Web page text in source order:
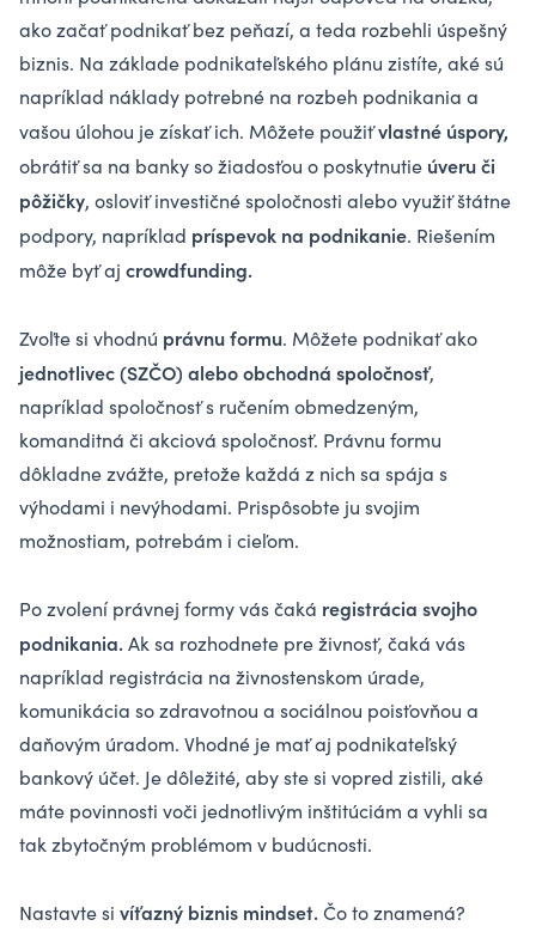
ako začať podnikať bez peňazí, a teda rozbehli úspešný
biznis. Na základe podnikateľského plánu zistíte, aké sú
napríklad náklady potrebné na rozbeh podnikania a
vašou úlohou je získať ich. Môžete použiťvlastné úspory,
obrátiť sa na banky so žiadosťou o poskytnutie úveru či
pôžičky, osloviť investičné spoločnosti alebo využiť štátne
podpory, napríklad príspevok na podnikanie. Riešením
môže byť aj crowdfunding.
Zvoľte si vhodnú právnu formu. Môžete podnikať ako
jednotlivec (SZČO) alebo obchodná spoločnosť,
napríklad spoločnosť s ručením obmedzeným,
komanditná či akciová spoločnosť. Právnu formu
dôkladne zvážte, pretože každá z nich sa spája s
výhodami i nevýhodami. Prispôsobte ju svojim
možnostiam, potrebám i cieľom.
Po zvolení právnej formy vás čaká registrácia svojho
podnikania.Ak sa rozhodnete pre živnosť, čaká vás
napríklad registrácia na živnostenskom úrade,
komunikácia so zdravotnou a sociálnou poisťovňou a
daňovým úradom. Vhodné je mať aj podnikateľský
bankový účet. Je dôležité, aby ste si vopred zistili, aké
máte povinnosti voči jednotlivým inštitúciám a vyhli sa
tak zbytočným problémom v budúcnosti.
Nastavte si víťazný biznis mindset.Čo to znamená?